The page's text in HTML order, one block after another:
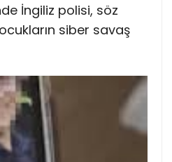
İngiliz polisi, söz
siber savaş